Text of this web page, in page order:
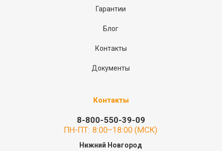
Гарантии
Блог
Контакты
Документы
Контакты
8-800-550-39-09
ПН-ПТ: 8:00–18:00 (МСК)
Нижний Новгород